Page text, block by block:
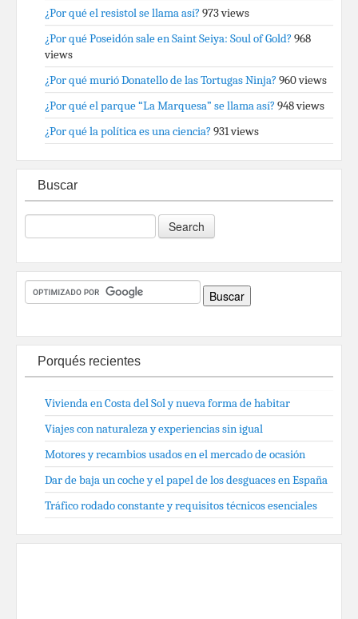
¿Por qué el resistol se llama así? 973 views
¿Por qué Poseidón sale en Saint Seiya: Soul of Gold? 968
views
¿Por qué murió Donatello de las Tortugas Ninja? 960 views
¿Por qué el parque “La Marquesa” se llama así? 948 views
¿Por qué la política es una ciencia? 931 views
Buscar
Porqués recientes
Vivienda en Costa del Sol y nueva forma de habitar
Viajes con naturaleza y experiencias sin igual
Motores y recambios usados en el mercado de ocasión
Dar de baja un coche y el papel de los desguaces en España
Tráfico rodado constante y requisitos técnicos esenciales